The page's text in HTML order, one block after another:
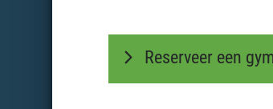
Reserveer een